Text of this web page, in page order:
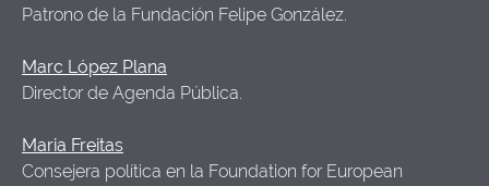
Patrono de la Fundación Felipe González.
Marc López Plana
Director de Agenda Pública.
Maria Freitas
Consejera política en la Foundation for European